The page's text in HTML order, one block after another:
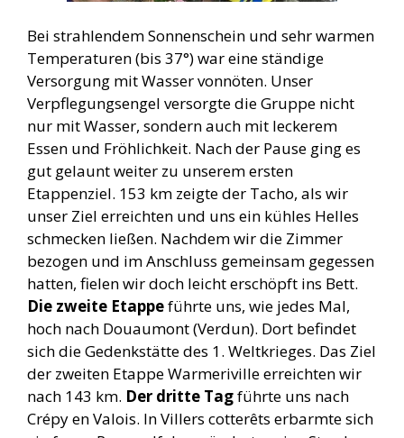
Bei strahlendem Sonnenschein und sehr warmen
Temperaturen (bis 37°) war eine ständige
Versorgung mit Wasser vonnöten. Unser
Verpflegungsengel versorgte die Gruppe nicht
nur mit Wasser, sondern auch mit leckerem
Essen und Fröhlichkeit. Nach der Pause ging es
gut gelaunt weiter zu unserem ersten
Etappenziel. 153 km zeigte der Tacho, als wir
unser Ziel erreichten und uns ein kühles Helles
schmecken ließen. Nachdem wir die Zimmer
bezogen und im Anschluss gemeinsam gegessen
hatten, fielen wir doch leicht erschöpft ins Bett.
Die zweite Etappeführte uns, wie jedes Mal,
hoch nach Douaumont (Verdun). Dort befindet
sich die Gedenkstätte des 1. Weltkrieges. Das Ziel
der zweiten Etappe Warmeriville erreichten wir
nach 143 km. Der dritte Tagführte uns nach
Crépy en Valois. In Villers cotterêts erbarmte sich